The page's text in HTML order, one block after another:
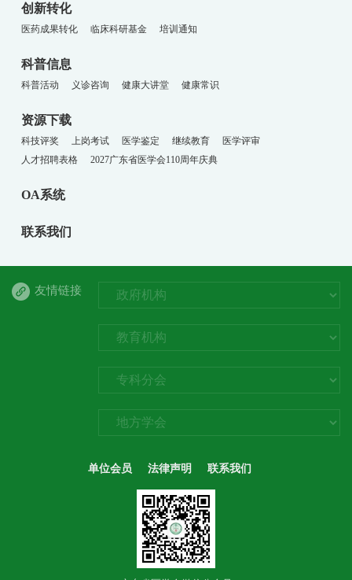
创新转化
医药成果转化 临床科研基金 培训通知
科普信息
科普活动 义诊咨询 健康大讲堂 健康常识
资源下载
科技评奖 上岗考试 医学鉴定 继续教育
医学评审
人才招聘表格
2027广东省医学会110周年庆典
OA系统
联系我们
友情链接
单位会员 法律声明 联系我们